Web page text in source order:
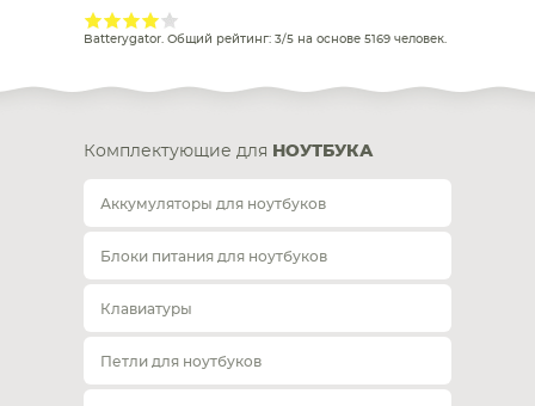
Batterygator. Общий рейтинг: 3/5 на основе 5169 человек.
Комплектующие для НОУТБУКА
Аккумуляторы для ноутбуков
Блоки питания для ноутбуков
Клавиатуры
Петли для ноутбуков